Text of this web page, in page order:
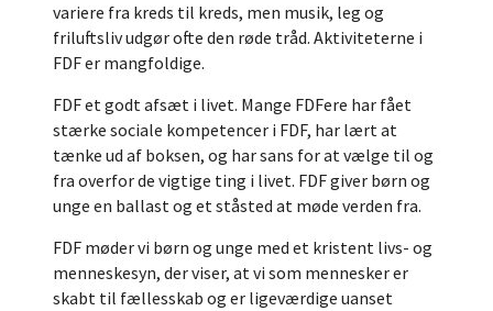
variere fra kreds til kreds, men musik, leg og
friluftsliv udgør ofte den røde tråd. Aktiviteterne i
FDF er mangfoldige.
FDF et godt afsæt i livet. Mange FDFere har fået
stærke sociale kompetencer i FDF, har lært at
tænke ud af boksen, og har sans for at vælge til og
fra overfor de vigtige ting i livet. FDF giver børn og
unge en ballast og et ståsted at møde verden fra.
FDF møder vi børn og unge med et kristent livs- og
menneskesyn, der viser, at vi som mennesker er
skabt til fællesskab og er ligeværdige uanset